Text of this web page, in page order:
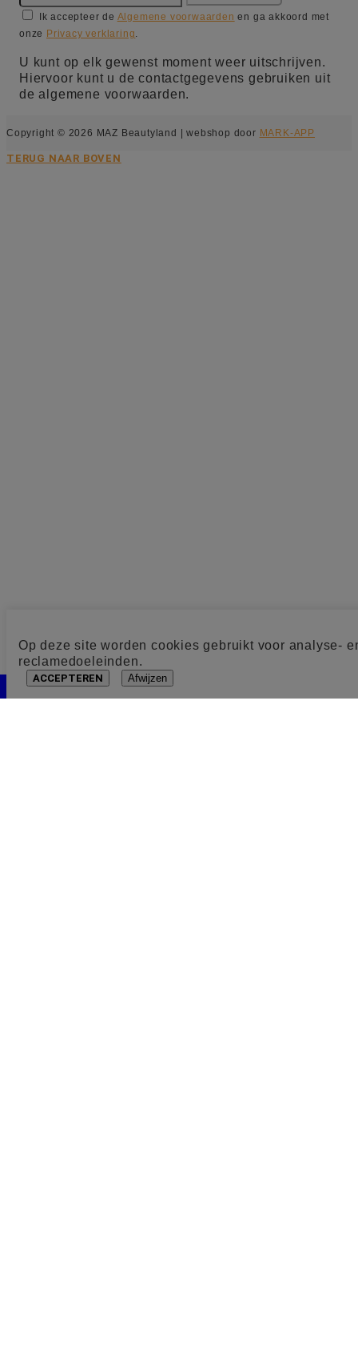
Op deze site worden cookies gebruikt voor analyse-
reclamedoeleinden.
ACCEPTEREN Afwijzen
Ik accepteer de Algemene voorwaarden en ga akkoord met
onze Privacy verklaring
U kunt op elk gewenst moment weer uitschrijven.
Hiervoor kunt u de contactgegevens gebruiken uit
de algemene voorwaarden.
Copyright © 2026 MAZ Beautyland | webshop door MARK-APP
TERUG NAAR BOVEN
Cookie toestemming